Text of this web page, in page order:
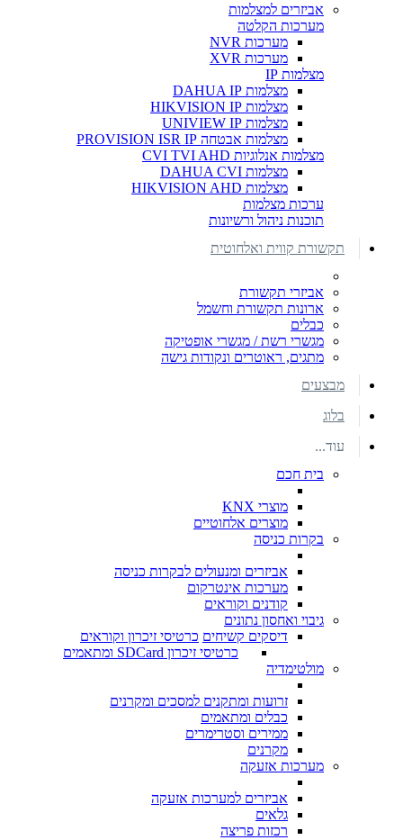
אביזרים למצלמות
מערכות הקלטה
מערכות NVR
מערכות XVR
מצלמות IP
מצלמות DAHUA IP
מצלמות HIKVISION IP
מצלמות UNIVIEW IP
מצלמות אבטחה PROVISION ISR IP
מצלמות אנלוגיות CVI TVI AHD
מצלמות DAHUA CVI
מצלמות HIKVISION AHD
ערכות מצלמות
תוכנות ניהול ורשיונות
תקשורת קווית ואלחוטית
אביזרי תקשורת
ארונות תקשורת וחשמל
כבלים
מגשרי רשת / מגשרי אופטיקה
מתגים, ראוטרים ונקודות גישה
מבצעים
בלוג
עוד...
בית חכם
מוצרי KNX
מוצרים אלחוטיים
בקרות כניסה
אביזרים ומנעולים לבקרות כניסה
מערכות אינטרקום
קודנים וקוראים
גיבוי ואחסון נתונים
דיסקים קשיחים כרטיסי זיכרון וקוראים
כרטיסי זיכרון SDCard ומתאמים
מולטימדיה
זרועות ומתקנים למסכים ומקרנים
כבלים ומתאמים
ממירים וסטרימרים
מקרנים
מערכות אזעקה
אביזרים למערכות אזעקה
גלאים
רכזות פריצה